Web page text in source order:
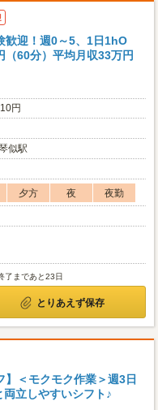
歓迎！週0～5、1日1hO
60分）平均月収33万円
円
似駅
夕方 夜
夜勤
了まであと23日
とりあえず保存
】＜モクモク作業＞週3日
立しやすいシフト♪